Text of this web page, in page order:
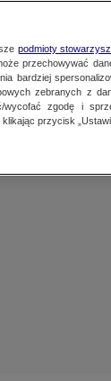
podmioty
przechowywać
bardziej
zebranych z
wycofać zgodę i
przycisk